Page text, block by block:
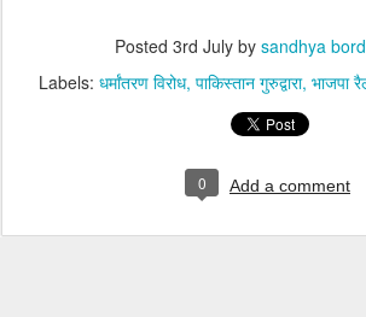
Posted 3rd Julyby sandhya
Labels: धर्मांतरण विरोध पाकिस्तान गुरुद्वारा भाजपा
0 Add a comment